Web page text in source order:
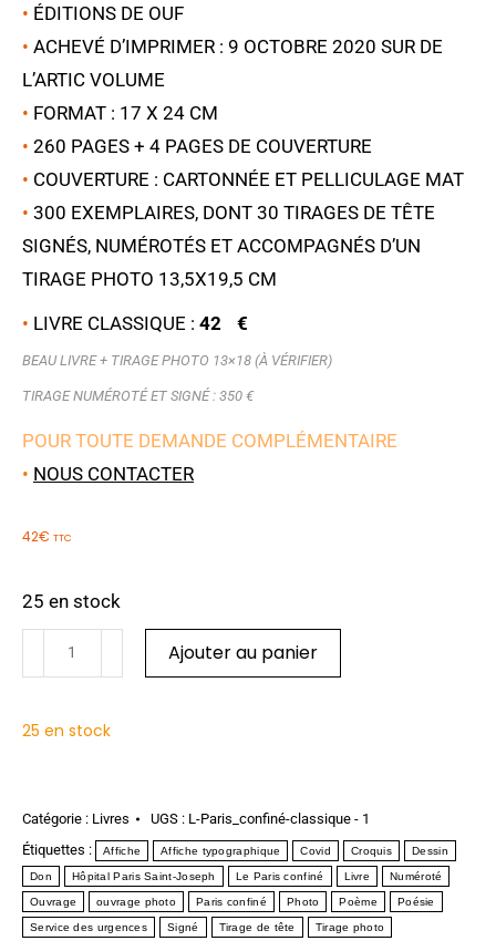
• ÉDITIONS DE OUF
• ACHEVÉ D’IMPRIMER : 9 OCTOBRE 2020 SUR DE
L’ARTIC VOLUME
• FORMAT : 17 X 24 CM
• 260 PAGES + 4 PAGES DE COUVERTURE
• COUVERTURE : CARTONNÉE ET PELLICULAGE MAT
• 300 EXEMPLAIRES, DONT 30 TIRAGES DE TÊTE
SIGNÉS, NUMÉROTÉS ET ACCOMPAGNÉS D’UN
TIRAGE PHOTO 13,5X19,5 CM
• LIVRE CLASSIQUE : 42 €
BEAU LIVRE + TIRAGE PHOTO 13×18 (À VÉRIFIER)
TIRAGE NUMÉROTÉ ET SIGNÉ : 350 €
POUR TOUTE DEMANDE COMPLÉMENTAIRE
• NOUS CONTACTER
42€ TTC
25 en stock
Ajouter au panier
25 en stock
Catégorie : Livres UGS : L-Paris_confiné-classique - 1
Étiquettes :
Affiche Affiche typographique Covid Croquis Dessin
Don Hôpital Paris Saint-Joseph Le Paris confiné Livre Numéroté
Ouvrage ouvrage photo Paris confiné Photo Poème Poésie
Service des urgences Signé Tirage de tête Tirage photo